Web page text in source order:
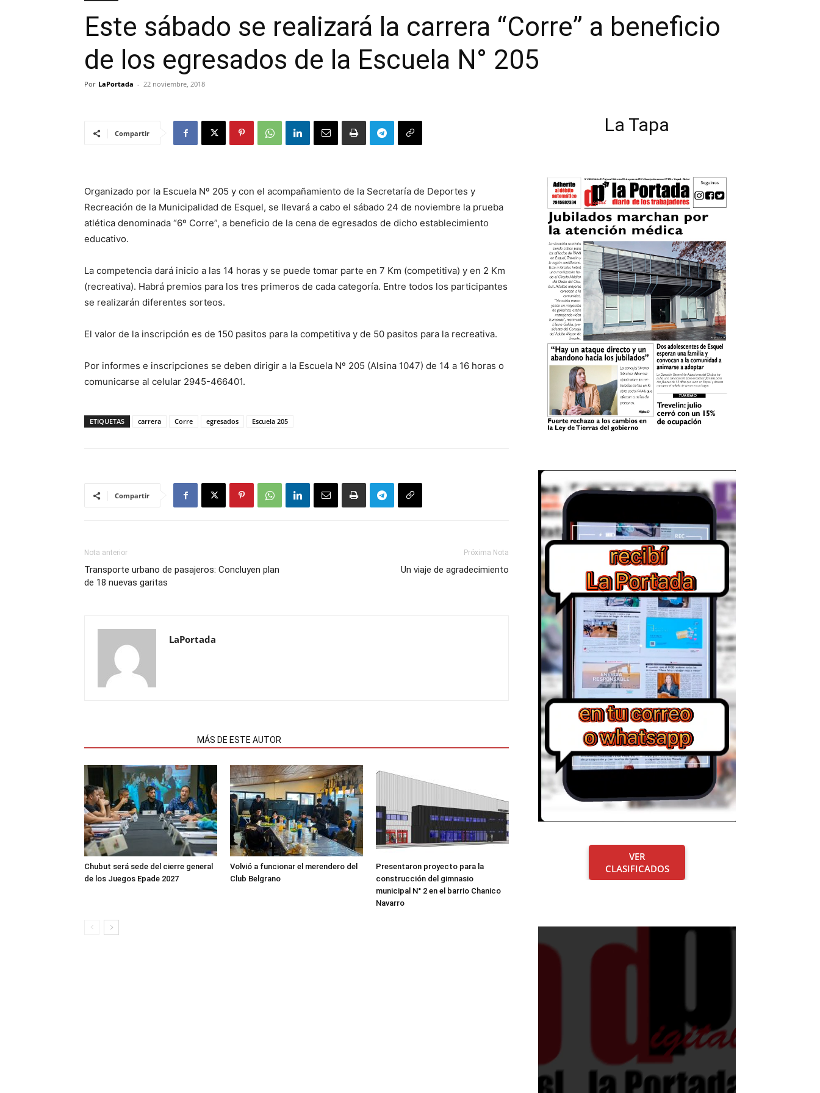
Este sábado se realizará la carrera “Corre” a beneficio
de los egresados de la Escuela N° 205
Por LaPortada - 22 noviembre, 2018
Compartir
Organizado por la Escuela Nº 205 y con el acompañamiento de la Secretaría de Deportes y
Recreación de la Municipalidad de Esquel, se llevará a cabo el sábado 24 de noviembre la prueba
atlética denominada “6º Corre”, a beneficio de la cena de egresados de dicho establecimiento
educativo.
La competencia dará inicio a las 14 horas y se puede tomar parte en 7 Km (competitiva) y en 2 Km
(recreativa). Habrá premios para los tres primeros de cada categoría. Entre todos los participantes
se realizarán diferentes sorteos.
El valor de la inscripción es de 150 pasitos para la competitiva y de 50 pasitos para la recreativa.
Por informes e inscripciones se deben dirigir a la Escuela Nº 205 (Alsina 1047) de 14 a 16 horas o
comunicarse al celular 2945-466401.
ETIQUETAS carrera Corre egresados Escuela 205
Compartir
Nota anterior
Transporte urbano de pasajeros: Concluyen plan
de 18 nuevas garitas
Próxima Nota
Un viaje de agradecimiento
LaPortada
MÁS DE ESTE AUTOR
Chubut será sede del cierre general
de los Juegos Epade 2027
Volvió a funcionar el merendero del
Club Belgrano
Presentaron proyecto para la
construcción del gimnasio
municipal N° 2 en el barrio Chanico
Navarro
La Tapa
VER
CLASIFICADOS